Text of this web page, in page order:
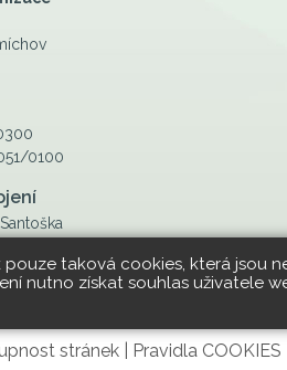
0100
stránek Pravidla COOKIES
taková cookies, která jsou
nutno získat souhlas uživatele